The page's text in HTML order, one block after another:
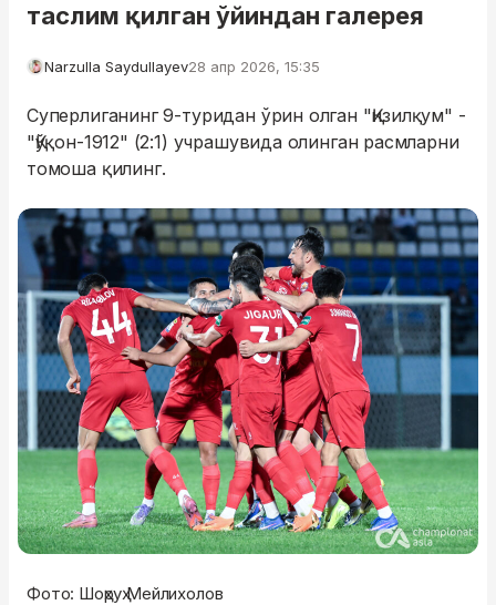
таслим қилган ўйиндан галерея
Narzulla Saydullayev28 апр 2026, 15:35
Суперлиганинг 9-туридан ўрин олган "Қизилқум" -
"Қўқон-1912" (2:1) учрашувида олинган расмларни
томоша қилинг.
Фото: Шоҳруҳ Мейлихолов